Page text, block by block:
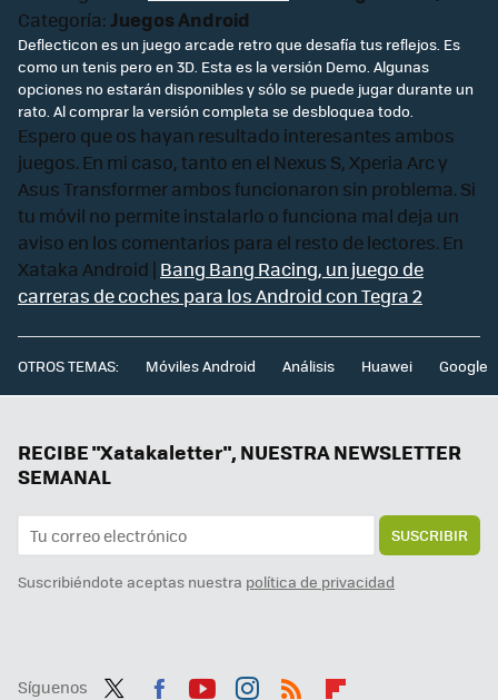
Categoría:Juegos Android
Deflecticon es un juego arcade retro que desafía tus reflejos. Es
como un tenis pero en 3D. Esta es la versión Demo. Algunas
opciones no estarán disponibles y sólo se puede jugar durante un
rato. Al comprar la versión completa se desbloquea todo.
Espero que os hayan resultado interesantes ambos
juegos. En mi caso, tanto en el Nexus S, Xperia Arc y
Asus Transformer ambos funcionaron sin problema. Si
tu móvil no permite instalarlo o funciona mal deja un
aviso en los comentarios para el resto de lectores. En
Xataka Android | Bang Bang Racing, un juego de
carreras de coches para los Android con Tegra 2
OTROS TEMAS: Móviles Android Análisis Huawei Google
RECIBE "Xatakaletter", NUESTRA NEWSLETTER
SEMANAL
SUSCRIBIR
Suscribiéndote aceptas nuestra política de privacidad
Síguenos